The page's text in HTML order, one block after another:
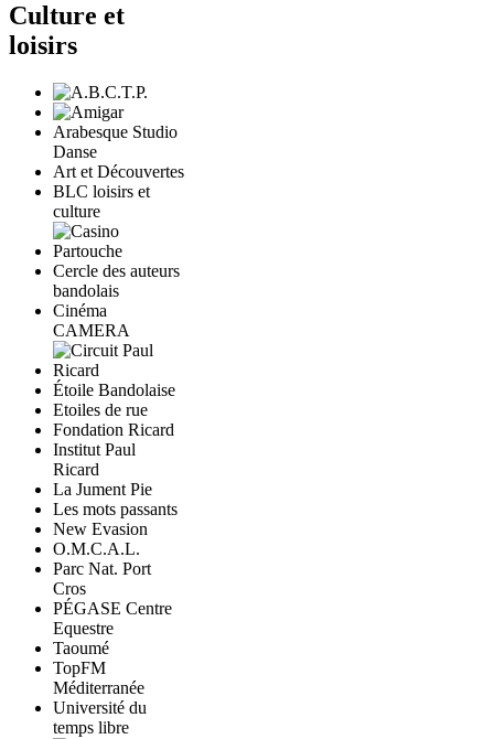
Culture et
loisirs
Arabesque Studio
Danse
Art et Découvertes
BLC loisirs et
culture
Cercle des auteurs
bandolais
Cinéma
CAMERA
Étoile Bandolaise
Etoiles de rue
Fondation Ricard
Institut Paul
Ricard
La Jument Pie
Les mots passants
New Evasion
O.M.C.A.L.
Parc Nat. Port
Cros
PÉGASE Centre
Equestre
Taoumé
TopFM
Méditerranée
Université du
temps libre